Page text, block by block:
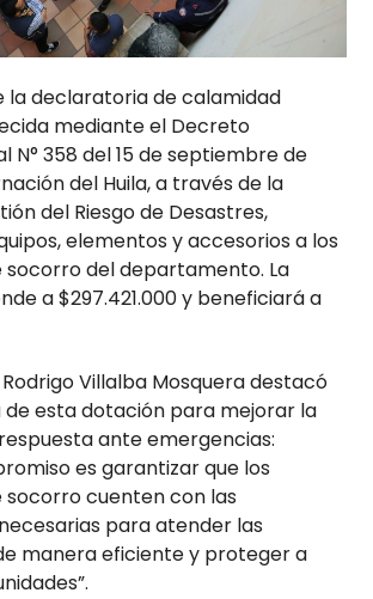
la declaratoria de calamidad
mediante el Decreto
N° 358 del 15 de septiembre de
del Huila, a través de la
del Riesgo de Desastres,
elementos y accesorios a los
socorro del departamento. La
a $297.421.000 y beneficiará a
Villalba Mosquera destacó
esta dotación para mejorar la
ante emergencias:
es garantizar que los
socorro cuenten con las
para atender las
manera eficiente y proteger a